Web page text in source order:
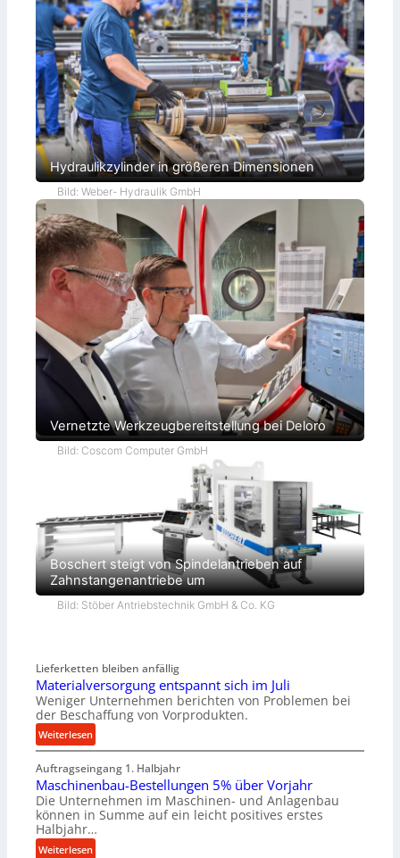
Hydraulikzylinder in größeren Dimensionen
Bild: Weber- Hydraulik GmbH
Vernetzte Werkzeugbereitstellung bei Deloro
Bild: Coscom Computer GmbH
Boschert steigt von Spindelantrieben auf
Zahnstangenantriebe um
Bild: Stöber Antriebstechnik GmbH & Co. KG
Lieferketten bleiben anfällig
Materialversorgung entspannt sich im Juli
Weniger Unternehmen berichten von Problemen bei
der Beschaffung von Vorprodukten.
Weiterlesen:
M
a
t
e
r
i
a
Auftragseingang 1. Halbjahr
Maschinenbau-Bestellungen 5% über Vorjahr
Die Unternehmen im Maschinen- und Anlagenbau
können in Summe auf ein leicht positives erstes
Halbjahr…
Weiterlesen: